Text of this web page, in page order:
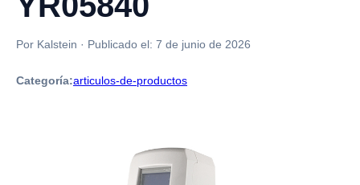
Por Kalstein · Publicado el: 7 de junio de 2026
Categoría:articulos-de-productos